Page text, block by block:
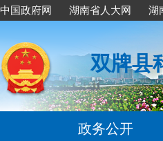
中国政府网 湖南省人大网 湖
双牌县
政务公开